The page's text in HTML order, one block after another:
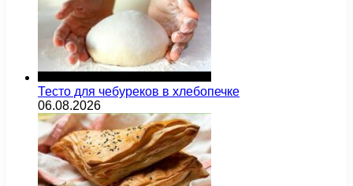
Тесто для чебуреков в хлебопечке
06.08.2026